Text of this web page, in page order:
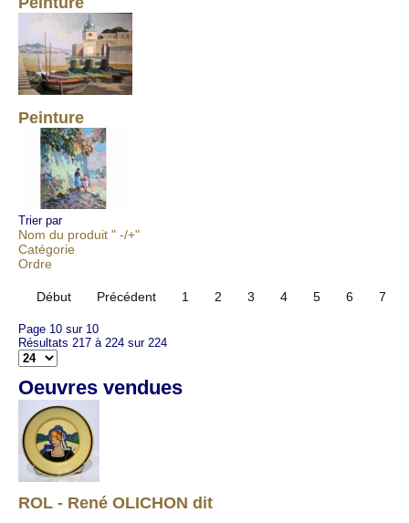
Peinture
Trier par
Nom du produit " -/+"
Catégorie
Ordre
Début Précédent 1 2 3 4 5 6 7
Page 10 sur 10
Résultats 217 à 224 sur 224
Oeuvres vendues
ROL - René OLICHON dit